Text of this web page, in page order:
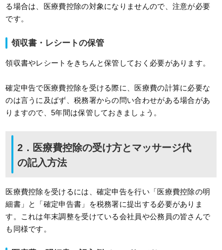
る場合は、医療費控除の対象になりませんので、注意が必要
です。
領収書・レシートの保管
領収書やレシートをきちんと保管しておく必要があります。
確定申告で医療費控除を受ける際に、医療費の計算に必要な
のは言うに及ばず、税務署からの問い合わせがある場合があ
りますので、5年間は保管しておきましょう。
2．医療費控除の受け方とマッサージ代
の記入方法
医療費控除を受けるには、確定申告を行い「医療費控除の明
細書」と「確定申告書」を税務署に提出する必要がありま
す。これは年末調整を受けている会社員や公務員の皆さんで
も同様です。